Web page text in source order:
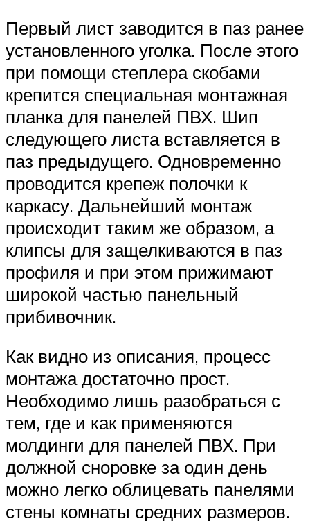
Первый лист заводится в паз ранее
установленного уголка. После этого
при помощи степлера скобами
крепится специальная монтажная
планка для панелей ПВХ. Шип
следующего листа вставляется в
паз предыдущего. Одновременно
проводится крепеж полочки к
каркасу. Дальнейший монтаж
происходит таким же образом, а
клипсы для защелкиваются в паз
профиля и при этом прижимают
широкой частью панельный
прибивочник.
Как видно из описания, процесс
монтажа достаточно прост.
Необходимо лишь разобраться с
тем, где и как применяются
молдинги для панелей ПВХ. При
должной сноровке за один день
можно легко облицевать панелями
стены комнаты средних размеров.